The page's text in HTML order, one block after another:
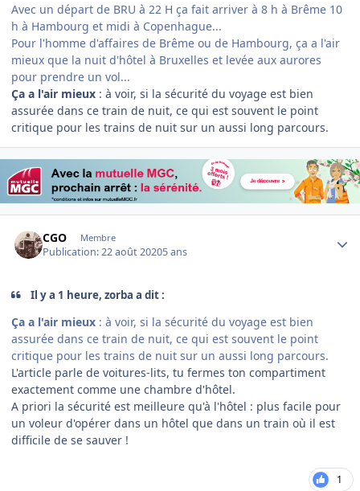
Avec un départ de BRU à 22 H ça fait arriver à 8 h à Brême 10
h à Hambourg et midi à Copenhague...
Pour l'homme d'affaires de Brême ou de Hambourg, ça a l'air
mieux que la nuit d'hôtel à Bruxelles et levée aux aurores
pour prendre un vol...
Ça a l'air mieux : à voir, si la sécurité du voyage est bien
assurée dans ce train de nuit, ce qui est souvent le point
critique pour les trains de nuit sur un aussi long parcours.
CGO Membre
Publication:22 août 20205 ans
Il y a 1 heure, zorba a dit :
Ça a l'air mieux : à voir, si la sécurité du voyage est bien
assurée dans ce train de nuit, ce qui est souvent le point
critique pour les trains de nuit sur un aussi long parcours.
L'article parle de voitures-lits, tu fermes ton compartiment
exactement comme une chambre d'hôtel.
A priori la sécurité est meilleure qu'à l'hôtel : plus facile pour
un voleur d'opérer dans un hôtel que dans un train où il est
difficile de se sauver !
1